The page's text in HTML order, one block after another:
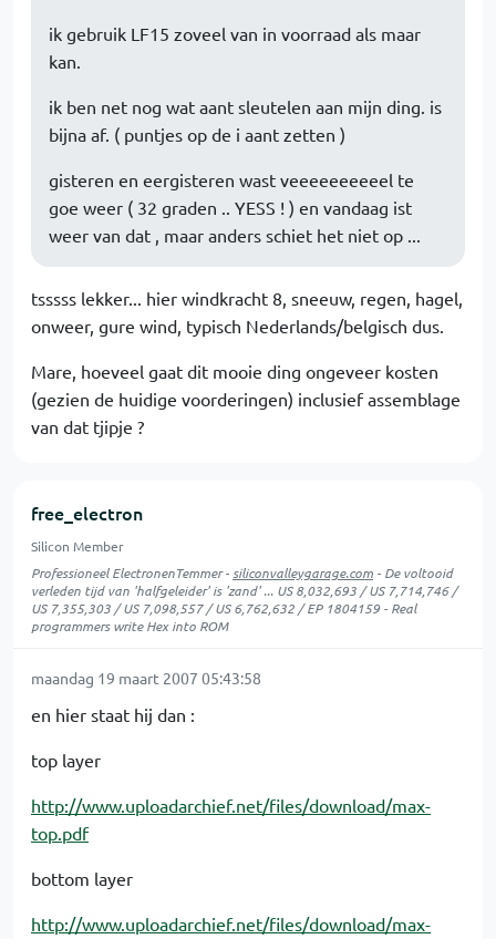
ik gebruik LF15 zoveel van in voorraad als maar
kan.
ik ben net nog wat aant sleutelen aan mijn ding. is
bijna af. ( puntjes op de i aant zetten )
gisteren en eergisteren wast veeeeeeeeeel te
goe weer ( 32 graden .. YESS ! ) en vandaag ist
weer van dat , maar anders schiet het niet op ...
tsssss lekker... hier windkracht 8, sneeuw, regen, hagel,
onweer, gure wind, typisch Nederlands/belgisch dus.
Mare, hoeveel gaat dit mooie ding ongeveer kosten
(gezien de huidige voorderingen) inclusief assemblage
van dat tjipje ?
free_electron
Silicon Member
Professioneel ElectronenTemmer - siliconvalleygarage.com - De voltooid
verleden tijd van 'halfgeleider' is 'zand' ... US 8,032,693 / US 7,714,746 /
US 7,355,303 / US 7,098,557 / US 6,762,632 / EP 1804159 - Real
programmers write Hex into ROM
maandag 19 maart 2007 05:43:58
en hier staat hij dan :
top layer
http://www.uploadarchief.net/files/download/max-
top.pdf
bottom layer
http://www.uploadarchief.net/files/download/max-